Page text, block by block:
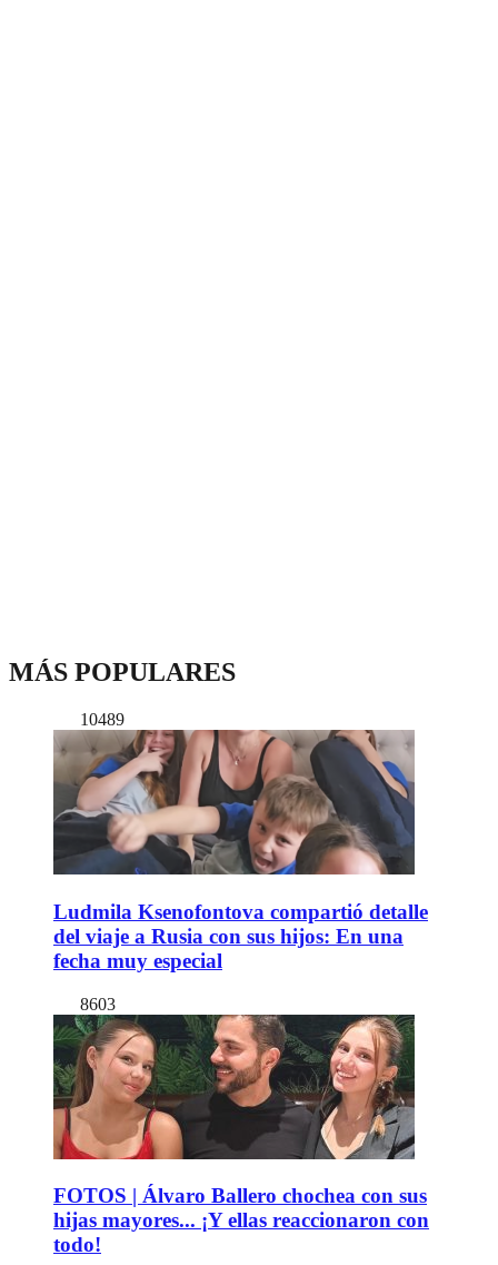
MÁS POPULARES
10489
Ludmila Ksenofontova compartió detalle
del viaje a Rusia con sus hijos: En una
fecha muy especial
8603
FOTOS | Álvaro Ballero chochea con sus
hijas mayores... ¡Y ellas reaccionaron con
todo!